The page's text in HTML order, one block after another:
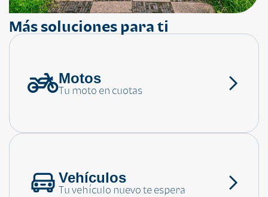
¿Necesitas ayuda?
Más soluciones para ti
Motos
Tu moto en cuotas
Vehículos
Tu vehículo nuevo te espera